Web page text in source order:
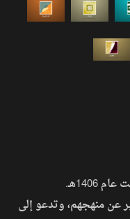
عن منهجهم، وتدعو إلى